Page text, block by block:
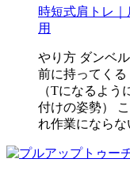
時短式肩トレ
用
やり方 ダンベ
前に持ってくる
（Tになるよ
付けの姿勢）
れ作業になら